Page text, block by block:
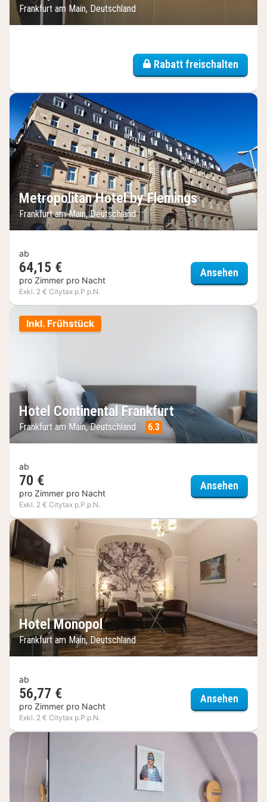
Frankfurt am Main, Deutschland
Rabatt freischalten
Metropolitan Hotel by Flemings
Frankfurt am Main, Deutschland
ab
64,15 €
pro Zimmer pro Nacht
Exkl. 2 € Citytax p.P.p.N.
Ansehen
Inkl. Frühstück
Hotel Continental Frankfurt
Frankfurt am Main, Deutschland 6.3
ab
70 €
pro Zimmer pro Nacht
Exkl. 2 € Citytax p.P.p.N.
Ansehen
Hotel Monopol
Frankfurt am Main, Deutschland
ab
56,77 €
pro Zimmer pro Nacht
Exkl. 2 € Citytax p.P.p.N.
Ansehen